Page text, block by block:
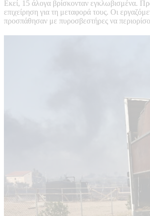
Εκεί, 15 άλογα βρίσκονταν εγκλωβισμένα.
επιχείρηση για τη μεταφορά τους. Οι
προσπάθησαν με πυροσβεστήρες να